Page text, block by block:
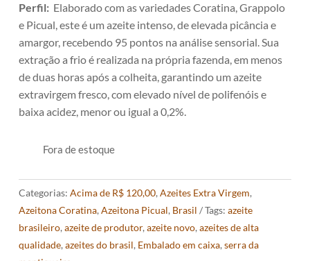
Perfil: Elaborado com as variedades Coratina, Grappolo
e Picual, este é um azeite intenso, de elevada picância e
amargor, recebendo 95 pontos na análise sensorial. Sua
extração a frio é realizada na própria fazenda, em menos
de duas horas após a colheita, garantindo um azeite
extravirgem fresco, com elevado nível de polifenóis e
baixa acidez, menor ou igual a 0,2%.
Fora de estoque
Categorias: Acima de R$ 120,00, Azeites Extra Virgem,
Azeitona Coratina, Azeitona Picual, Brasil Tags: azeite
brasileiro, azeite de produtor, azeite novo, azeites de alta
qualidade, azeites do brasil, Embalado em caixa, serra da